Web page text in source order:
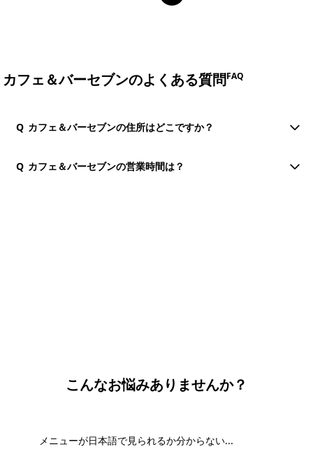
カフェ＆バーセブンのよくある質問FAQ
Q カフェ＆バーセブンの住所はどこですか？
Q カフェ＆バーセブンの営業時間は？
こんなお悩みありませんか？
メニューが日本語で見られるか分からない...